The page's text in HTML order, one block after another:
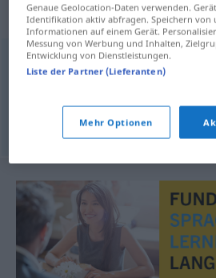
Synonyme für
gebührend,hinlänglich,hinreichend
© OpenThesaurus.de
Genaue Geolocation-Daten verwenden.
Identifikation aktiv abfragen. Speichern
Informationen auf einem Gerät.
Messung von Werbung und Inhalten,
Entwicklung von Dienstleistungen.
Liste der Partner (Lieferanten)
Mehr Optionen